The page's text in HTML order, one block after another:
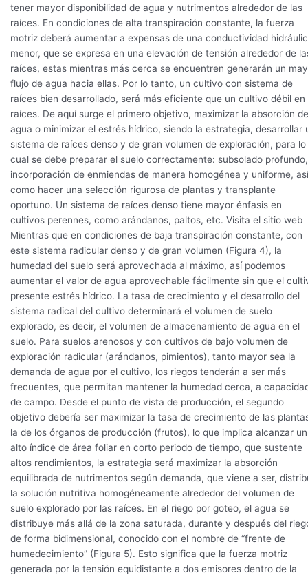
tener mayor disponibilidad de agua y nutrimentos alrededor de las
raíces. En condiciones de alta transpiración constante, la fuerza
motriz deberá aumentar a expensas de una conductividad
menor, que se expresa en una elevación de tensión alrededor de
raíces, estas mientras más cerca se encuentren generarán un
flujo de agua hacia ellas. Por lo tanto, un cultivo con sistema de
raíces bien desarrollado, será más eficiente que un cultivo débil en
raíces. De aquí surge el primero objetivo, maximizar la absorción de
agua o minimizar el estrés hídrico, siendo la estrategia, desarrollar
sistema de raíces denso y de gran volumen de exploración, para lo
cual se debe preparar el suelo correctamente: subsolado profundo,
incorporación de enmiendas de manera homogénea y uniforme, así
como hacer una selección rigurosa de plantas y transplante
oportuno. Un sistema de raíces denso tiene mayor énfasis en
cultivos perennes, como arándanos, paltos, etc. Visita el sitio web
Mientras que en condiciones de baja transpiración constante, con
este sistema radicular denso y de gran volumen (Figura 4), la
humedad del suelo será aprovechada al máximo, así podemos
aumentar el valor de agua aprovechable fácilmente sin que el
presente estrés hídrico. La tasa de crecimiento y el desarrollo del
sistema radical del cultivo determinará el volumen de suelo
explorado, es decir, el volumen de almacenamiento de agua en el
suelo. Para suelos arenosos y con cultivos de bajo volumen de
exploración radicular (arándanos, pimientos), tanto mayor sea la
demanda de agua por el cultivo, los riegos tenderán a ser más
frecuentes, que permitan mantener la humedad cerca, a
de campo. Desde el punto de vista de producción, el segundo
objetivo debería ser maximizar la tasa de crecimiento de las
la de los órganos de producción (frutos), lo que implica alcanzar un
alto índice de área foliar en corto periodo de tiempo, que sustente
altos rendimientos, la estrategia será maximizar la absorción
equilibrada de nutrimentos según demanda, que viene a ser,
la solución nutritiva homogéneamente alrededor del volumen de
suelo explorado por las raíces. En el riego por goteo, el agua se
distribuye más allá de la zona saturada, durante y después del
de forma bidimensional, conocido con el nombre de “frente de
humedecimiento” (Figura 5). Esto significa que la fuerza motriz
generada por la tensión equidistante a dos emisores dentro de la